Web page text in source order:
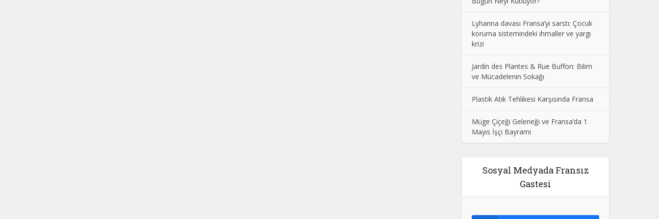
Lyhanna davası Fransa’yı sarstı: Çocuk
koruma sistemindeki ihmaller ve yargı
krizi
Jardin des Plantes & Rue Buffon: Bilim
ve Mücadelenin Sokağı
Plastik Atık Tehlikesi Karşısında Fransa
Müge Çiçeği Geleneği ve Fransa’da 1
Mayıs İşçi Bayramı
Sosyal Medyada Fransız
Gastesi